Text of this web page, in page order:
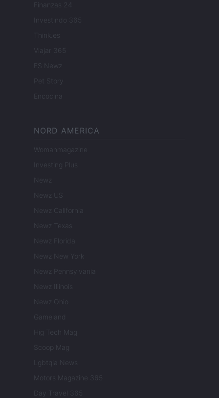
Finanzas 24
Investindo 365
Think.es
Viajar 365
ES Newz
Pet Story
Encocina
NORD AMERICA
Womanmagazine
Investing Plus
Newz
Newz US
Newz California
Newz Texas
Newz Florida
Newz New York
Newz Pennsylvania
Newz Illinois
Newz Ohio
Gameland
Hig Tech Mag
Scoop Mag
Lgbtqia News
Motors Magazine 365
Day Travel 365